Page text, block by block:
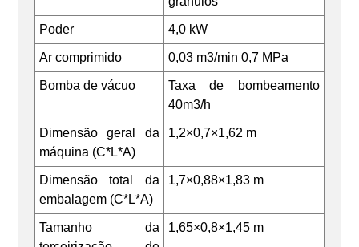
Poder 4,0 kW
Ar comprimido 0,03 m3/min 0,7 MPa
Bomba de vácuo
Taxa de bombeamento
40m3/h
Dimensão geral da
máquina (C*L*A)
1,2×0,7×1,62 m
Dimensão total da
embalagem (C*L*A)
1,7×0,88×1,83 m
Tamanho da
1,65×0,8×1,45 m